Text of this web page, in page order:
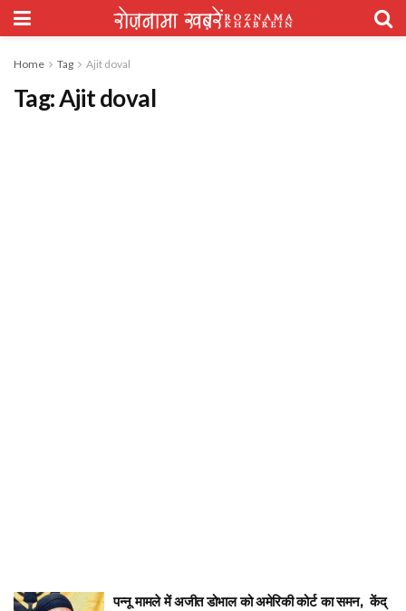
Home Tag Ajit doval
Tag:Ajit doval
पन्नू मामले में अजीत डोभाल को अमेरिकी कोर्ट का समन, केंद्